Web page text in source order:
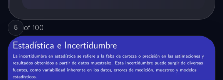
5 of 100